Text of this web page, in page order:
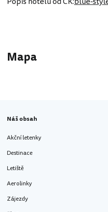
Mapa
Náš obsah
Akční letenky
Destinace
Letiště
Aerolinky
Zájezdy